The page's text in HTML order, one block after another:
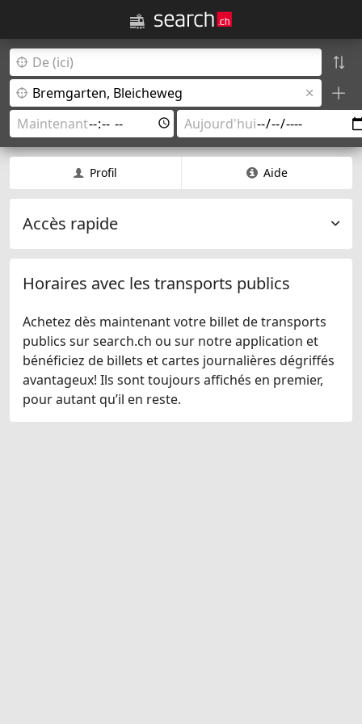
Profil Aide
Accès rapide
Horaires avec les transports publics
Achetez dès maintenant votre billet de transports
publics sur search.ch ou sur notre application et
bénéficiez de billets et cartes journalières dégriffés
avantageux! Ils sont toujours affichés en premier,
pour autant qu’il en reste.